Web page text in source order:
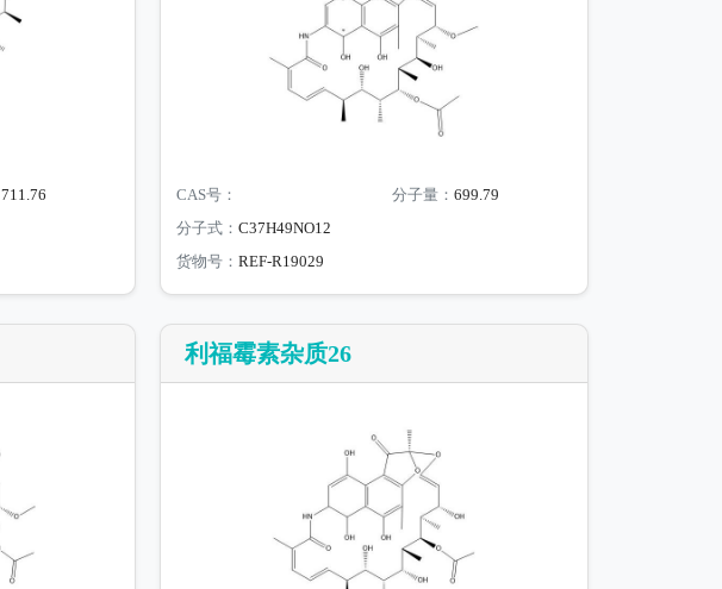
711.76
CAS号： 分子量： 699.79
分子式： C37H49NO12
货物号： REF-R19029
利福霉素杂质26